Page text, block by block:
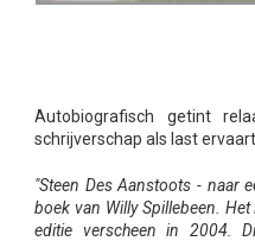
Autobiografisch getint
schrijverschap als last ervaart.
"Steen Des Aanstoots - naar
boek van Willy Spillebeen.
editie verscheen in 2004.